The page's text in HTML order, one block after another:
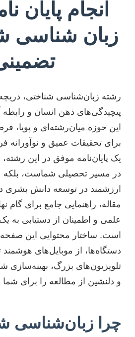
انجام پایان
زبان شناسی
رشته زبان‌شناسی شناختی،
پیچیدگی‌های ذهن انسان و رابطه
این حوزه میان‌رشته‌ای و پویا،
برای تحقیقات عمیق و نوآورانه
یک پایان‌نامه موفق در این
در مسیر تحصیلی شماست، بلکه
ارزشمند در توسعه دانش بشری
مقاله، راهنمایی جامع برای گام
علمی و اطمینان از دستیابی به
است. ساختار محتوایی این
دستگاه‌ها، از موبایل‌های هوشمند
تلویزیون‌های بزرگ، بهینه‌سازی
و دلنشین از مطالعه را برای شما
چرا زبان‌شناسی